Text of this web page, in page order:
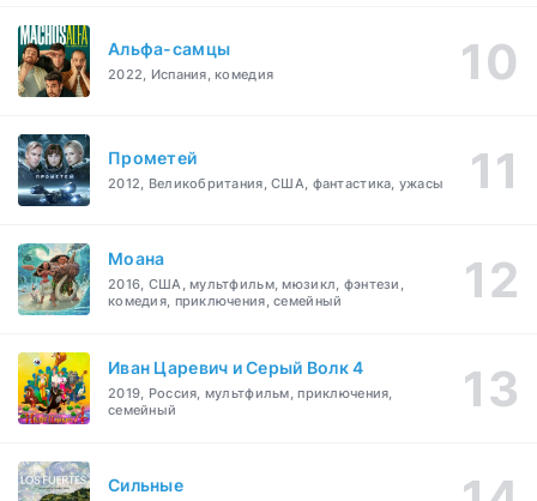
Альфа-самцы
2022, Испания, комедия
Прометей
2012, Великобритания, США, фантастика, ужасы
Моана
2016, США, мультфильм, мюзикл, фэнтези,
комедия, приключения, семейный
Иван Царевич и Серый Волк 4
2019, Россия, мультфильм, приключения,
семейный
Сильные